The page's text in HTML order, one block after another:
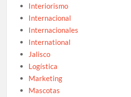
Interiorismo
Internacional
Internacionales
International
Jalisco
Logística
Marketing
Mascotas